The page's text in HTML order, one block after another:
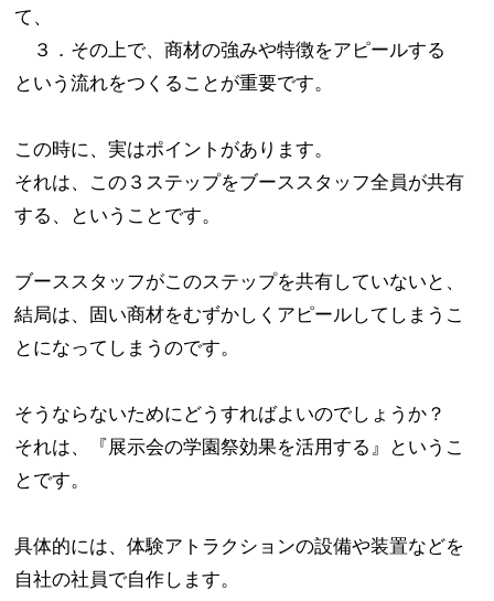
て、
３．その上で、商材の強みや特徴をアピールする
という流れをつくることが重要です。
この時に、実はポイントがあります。
それは、この３ステップをブーススタッフ全員が共有
する、ということです。
ブーススタッフがこのステップを共有していないと、
結局は、固い商材をむずかしくアピールしてしまうこ
とになってしまうのです。
そうならないためにどうすればよいのでしょうか？
それは、『展示会の学園祭効果を活用する』というこ
とです。
具体的には、体験アトラクションの設備や装置などを
自社の社員で自作します。